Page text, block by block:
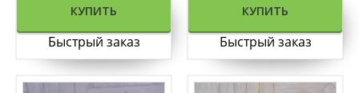
КУПИТЬ
Быстрый заказ
КУПИТЬ
Быстрый заказ